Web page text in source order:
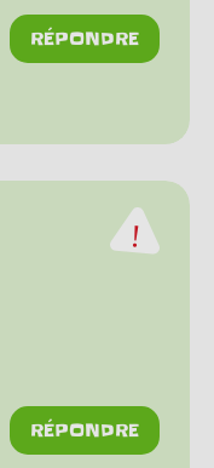
RÉPONDRE
RÉPONDRE